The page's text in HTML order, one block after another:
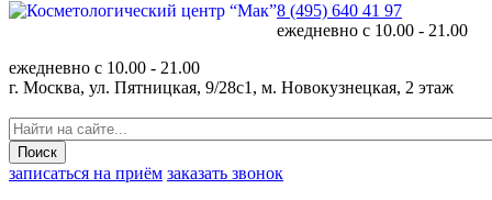
8 (495) 640 41 97
ежедневно с 10.00 - 21.00
ежедневно с 10.00 - 21.00
г. Москва, ул. Пятницкая, 9/28с1, м. Новокузнецкая, 2 этаж
записаться на приём заказать звонок